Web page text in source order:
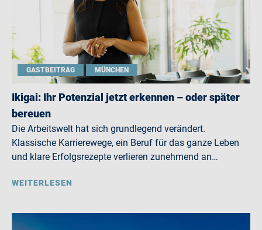
GASTBEITRAG MÜNCHEN
Ikigai: Ihr Potenzial jetzt erkennen – oder später
bereuen
Die Arbeitswelt hat sich grundlegend verändert.
Klassische Karrierewege, ein Beruf für das ganze Leben
und klare Erfolgsrezepte verlieren zunehmend an…
WEITERLESEN